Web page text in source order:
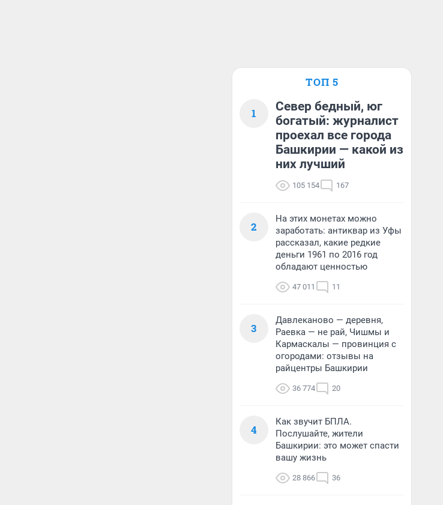
ТОП 5
1
Север бедный, юг
богатый: журналист
проехал все города
Башкирии — какой из
них лучший
105 154 167
2
На этих монетах можно
заработать: антиквар из Уфы
рассказал, какие редкие
деньги 1961 по 2016 год
обладают ценностью
47 011 11
3
Давлеканово — деревня,
Раевка — не рай, Чишмы и
Кармаскалы — провинция с
огородами: отзывы на
райцентры Башкирии
36 774 20
4
Как звучит БПЛА.
Послушайте, жители
Башкирии: это может спасти
вашу жизнь
28 866 36